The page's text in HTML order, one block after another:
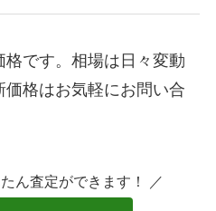
です。相場は日々変動
価格はお気軽にお問い合
ん査定ができます！ ／